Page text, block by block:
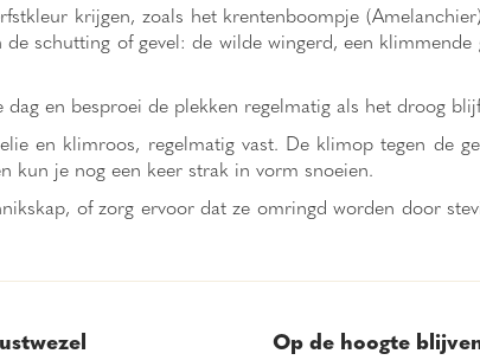
krijgen, zoals het krentenboompje
schutting of gevel: de wilde wingerd, een
en besproei de plekken regelmatig als het droog
en klimroos, regelmatig vast. De klimop tegen de
kun je nog een keer strak in vorm snoeien.
of zorg ervoor dat ze omringd worden door
Op de hoogte